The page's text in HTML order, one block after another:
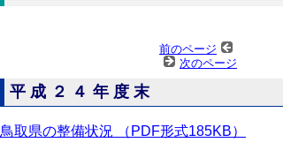
前のページ
次のページ
平成２４年度末
鳥取県の整備状況 （PDF形式185KB）